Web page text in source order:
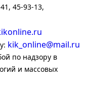
45-93-13,
kik_online@mail.ru
по надзору в
и массовых